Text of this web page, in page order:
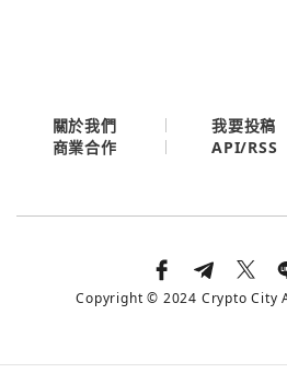
關於我們 我要投稿
商業合作
API/RSS
Copyright © 2024 Crypto City